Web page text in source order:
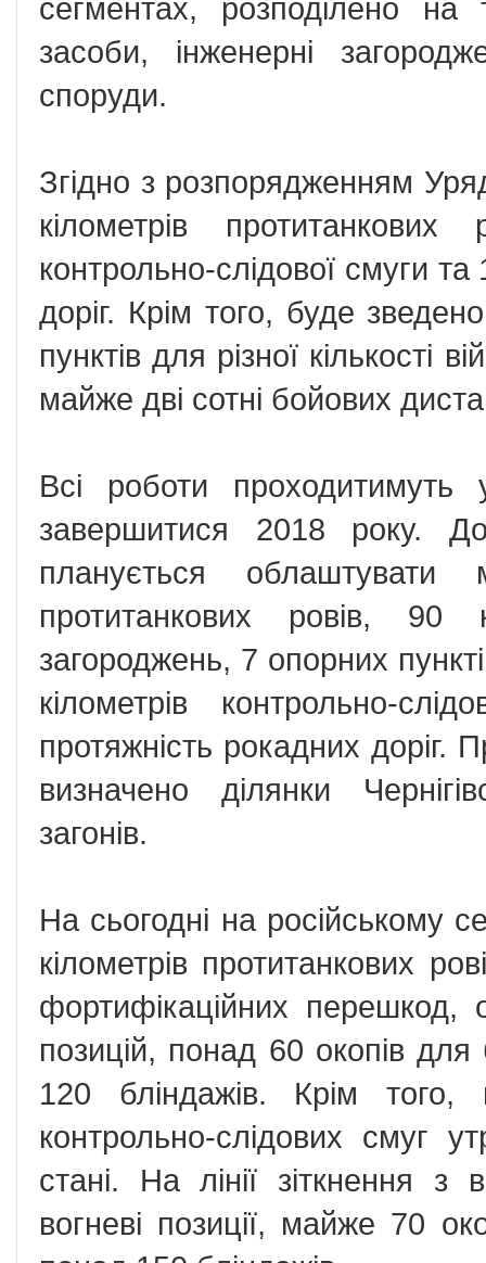
сегментах, розподілено на
засоби, інженерні
споруди.
Згідно з розпорядженням
кілометрів протитанкових
контрольно-слідової смуги
доріг. Крім того, буде
пунктів для різної кількості
майже дві сотні бойових
Всі роботи
завершитися 2018 року.
планується облаштувати
протитанкових ровів, 90
загороджень, 7 опорних
кілометрів контрольно-
протяжність рокадних доріг.
визначено ділянки
загонів.
На сьогодні на російському
кілометрів протитанкових
фортифікаційних перешкод,
позицій, понад 60 окопів для
120 бліндажів. Крім того,
контрольно-слідових смуг
стані. На лінії зіткнення
вогневі позиції, майже 70